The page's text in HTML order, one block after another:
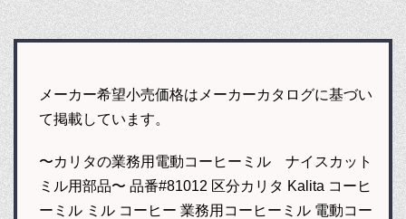
メーカー希望小売価格はメーカーカタログに基づい
て掲載しています。
〜カリタの業務用電動コーヒーミル ナイスカット
ミル用部品〜 品番#81012 区分カリタ Kalita コーヒ
ーミル ミル コーヒー 業務用コーヒーミル 電動コー